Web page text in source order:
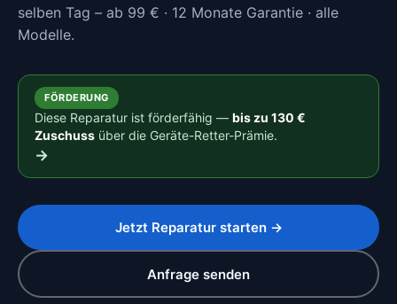
selben Tag – ab 99 € · 12 Monate Garantie · alle
Modelle.
FÖRDERUNG
Diese Reparatur ist förderfähig — bis zu 130 €
Zuschuss über die Geräte-Retter-Prämie.
→
Jetzt Reparatur starten →
Anfrage senden